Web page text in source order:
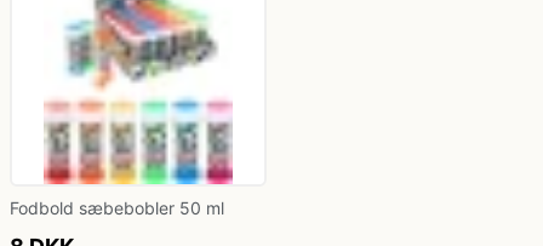
Fodbold sæbebobler 50 ml